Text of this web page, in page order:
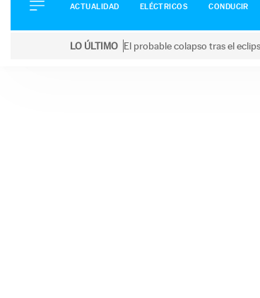
CONDUCIR
ACTUALIDAD ELÉCTRICOS CONDUCIR
LO ÚLTIMO El probable colapso tras el